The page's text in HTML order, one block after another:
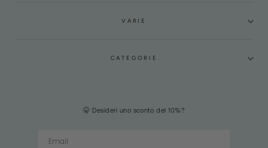
VARIE
CATEGORIE
🤫 Desideri uno sconto del 10%?